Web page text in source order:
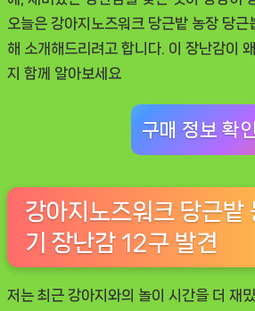
오늘은 강아지노즈워크 당근밭 농장 당근
해 소개해드리려고 합니다. 이 장난감이
지 함께 알아보세요
구매 정보 확인
강아지노즈워크 당근밭
기 장난감 12구 발견
저는 최근 강아지와의 놀이 시간을 더 재